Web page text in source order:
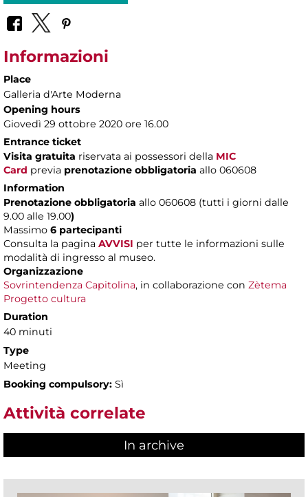
Informazioni
Place
Galleria d'Arte Moderna
Opening hours
Giovedì 29 ottobre 2020 ore 16.00
Entrance ticket
Visita gratuita riservata ai possessori della MIC
Card previa prenotazione obbligatoria allo 060608
Information
Prenotazione obbligatoria allo 060608 (tutti i giorni dalle
9.00 alle 19.00)
Massimo 6 partecipanti
Consulta la pagina AVVISI per tutte le informazioni sulle
modalità di ingresso al museo.
Organizzazione
Sovrintendenza Capitolina, in collaborazione con Zètema
Progetto cultura
Duration
40 minuti
Type
Meeting
Booking compulsory: Sì
Attività correlate
In archive